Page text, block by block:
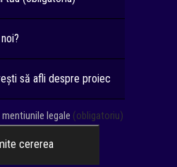
mentiunile legale (obligatoriu)